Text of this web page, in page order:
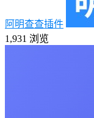
阿明查查插件
1,931 浏览